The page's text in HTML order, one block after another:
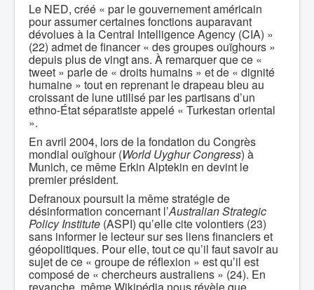
Le NED, créé « par le gouvernement américain
pour assumer certaines fonctions auparavant
dévolues à la Central Intelligence Agency (CIA) »
(22) admet de financer « des groupes ouïghours »
depuis plus de vingt ans. À remarquer que ce «
tweet » parle de « droits humains » et de « dignité
humaine » tout en reprenant le drapeau bleu au
croissant de lune utilisé par les partisans d’un
ethno-État séparatiste appelé « Turkestan oriental
».
En avril 2004, lors de la fondation du Congrès
mondial ouïghour (World Uyghur Congress) à
Munich, ce même Erkin Alptekin en devint le
premier président.
Defranoux poursuit la même stratégie de
désinformation concernant l’Australian Strategic
Policy Institute (ASPI) qu’elle cite volontiers (23)
sans informer le lecteur sur ses liens financiers et
géopolitiques. Pour elle, tout ce qu’il faut savoir au
sujet de ce « groupe de réflexion » est qu’il est
composé de « chercheurs australiens » (24). En